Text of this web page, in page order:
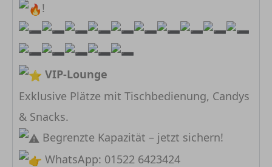
!
VIP-Lounge
Exklusive Plätze mit Tischbedienung, Candys
& Snacks.
Begrenzte Kapazität – jetzt sichern!
WhatsApp: 01522 6423424